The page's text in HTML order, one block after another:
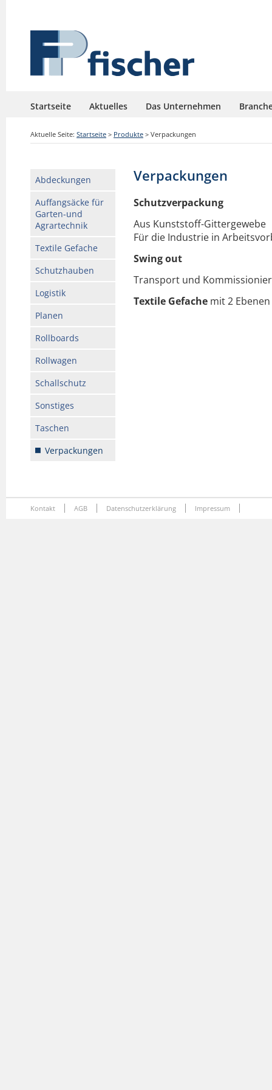
Startseite Aktuelles Das Unternehmen
Aktuelle Seite: Startseite > Produkte > Verpackungen
Abdeckungen
Auffangsäcke für
Garten-und
Agrartechnik
Textile Gefache
Schutzhauben
Logistik
Planen
Rollboards
Rollwagen
Schallschutz
Sonstiges
Taschen
Verpackungen
Verpackungen
Schutzverpackung
Aus Kunststoff-Gittergewebe
Für die Industrie in
Swing out
Transport und
Textile Gefache mit 2 Ebenen
Kontakt AGB Datenschutzerklärung Impressum